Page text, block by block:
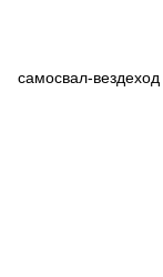
МЕРОПРИЯТИЯ
самосвал-вездеход